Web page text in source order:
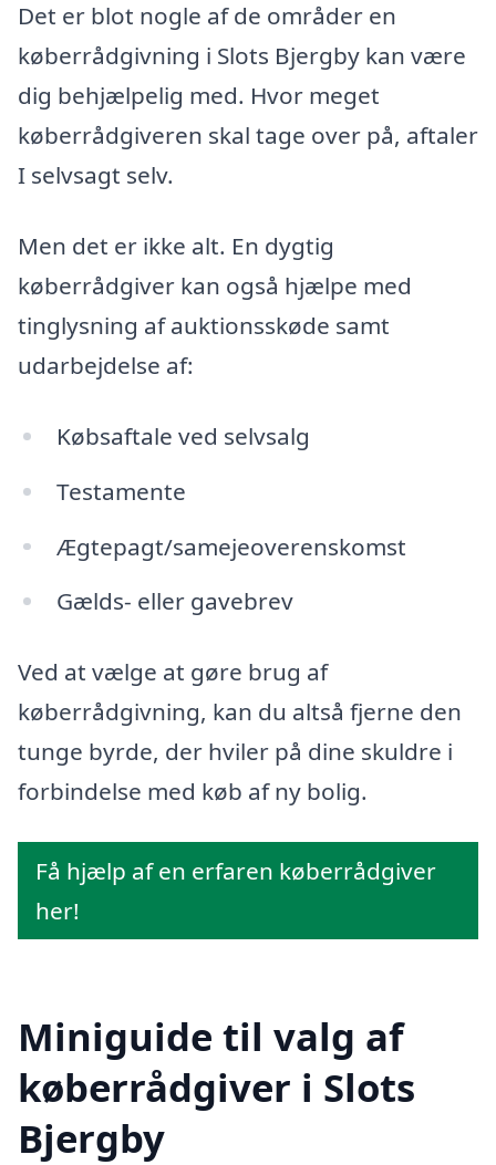
Det er blot nogle af de områder en
køberrådgivning i Slots Bjergby kan være
dig behjælpelig med. Hvor meget
køberrådgiveren skal tage over på, aftaler
I selvsagt selv.
Men det er ikke alt. En dygtig
køberrådgiver kan også hjælpe med
tinglysning af auktionsskøde samt
udarbejdelse af:
Købsaftale ved selvsalg
Testamente
Ægtepagt/samejeoverenskomst
Gælds- eller gavebrev
Ved at vælge at gøre brug af
køberrådgivning, kan du altså fjerne den
tunge byrde, der hviler på dine skuldre i
forbindelse med køb af ny bolig.
Få hjælp af en erfaren køberrådgiver
her!
Miniguide til valg af
køberrådgiver i Slots
Bjergby